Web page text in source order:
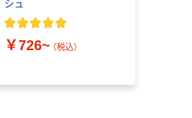
シュ
￥726~ （税込）